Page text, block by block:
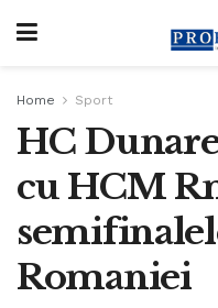
Home Sport
HC
cu HCM
Romaniei